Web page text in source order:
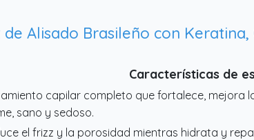
de Alisado Brasileño con
Características de
capilar completo que fortalece, mejora
sano y sedoso.
el frizz y la porosidad mientras hidrata y